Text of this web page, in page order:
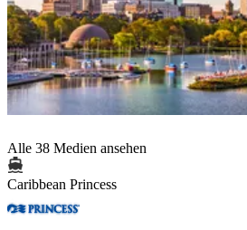
Alle 38 Medien ansehen
Caribbean Princess